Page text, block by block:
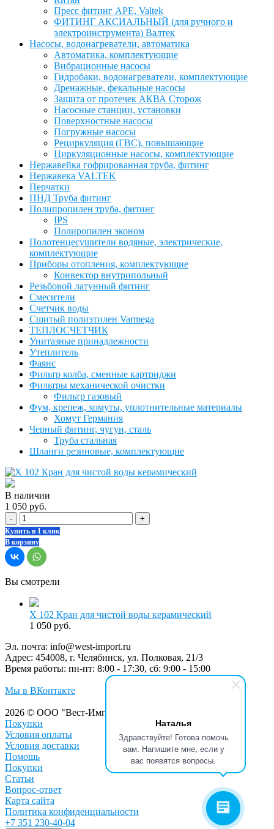
Наталья
Здравствуйте! Готова помочь
вам. Напишите мне, если у
вас появятся вопросы.
Пресс фитинг APE, Valtek
ФИТИНГ АКСИАЛЬНЫЙ (для ручного и
электроинструмента) Валтек
Насосы, водонагреватели, автоматика
Автоматика, комплектующие
Вибрационные насосы
Гидробаки, водонагреватели, комплектующие
Дренажные, фекальные насосы
Защита от протечек АКВА Сторож
Насосные станции, установки
Поверхностные насосы
Погружные насосы
Рециркуляция (ГВС), повышающие
Циркуляционные насосы, комплектующие
Нержавейка гофрированная труба, фитинг
Нержавека VALTEK
Перчатки
ПНД Труба фитинг
Полипропилен труба, фитинг
IPS
Полиропилен эконом
Полотенцесушители водяные, электрические,
комплектующие
Приборы отопления, комплектующие
Конвектор внутрипольный
Резьбовой латунный фитинг
Смесители
Счетчик воды
Сшитый полиэтилен Varmega
ТЕПЛОСЧЕТЧИК
Унитазные принадлежности
Утеплитель
Фаянс
Фильтр колба, сменные картриджи
Фильтры механической очистки
Фильтр газовый
Фум, крепеж, хомуты, уплотнительные материалы
Хомут Германия
Черный фитинг, чугун, сталь
Труба стальная
Шланги резиновые, комплектующие
В наличии
1 050 руб.
- +
Купить в 1 клик
В корзину
Вы смотрели
Х 102 Кран для чистой воды керамический
1 050 руб.
Эл. почта: info@west-import.ru
Адрес: 454008, г. Челябинск, ул. Полковая, 21/3
Время работы: пн-пт: 8:00 - 17:30, сб: 9:00 - 15:00
Мы в ВКонтакте
2026 © ООО "Вест-Импорт"
Покупки
Условия оплаты
Условия доставки
Помощь
Покупки
Статьи
Вопрос-ответ
Карта сайта
Политика конфиденциальности
+7 351 230-40-04